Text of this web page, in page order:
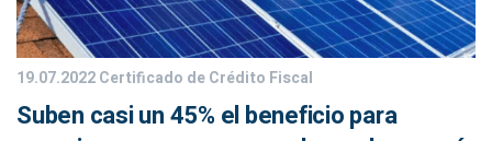
19.07.2022Certificado de Crédito Fiscal
Suben casi un 45% el beneficio para